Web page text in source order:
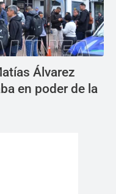
Álvarez
en poder de la